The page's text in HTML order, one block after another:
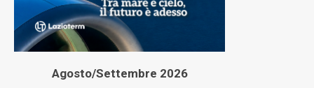
Agosto/Settembre 2026